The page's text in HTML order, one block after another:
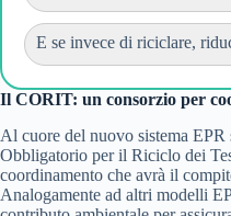
E se invece di riciclare,
Il CORIT: un consorzio per
Al cuore del nuovo sistema
Obbligatorio per il Riciclo dei
coordinamento che avrà il
Analogamente ad altri modelli